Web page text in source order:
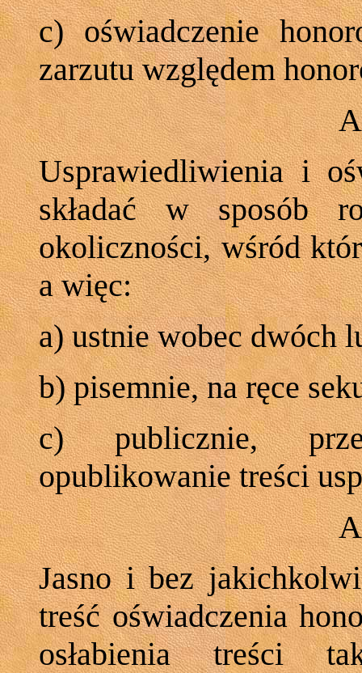
c) oświadczenie
zarzutu względem
Usprawiedliwienia i
składać w sposób
okoliczności, wśród
a więc:
a) ustnie wobec dwóch
b) pisemnie, na ręce
c) publicznie,
opublikowanie treści
Jasno i bez
treść oświadczenia
osłabienia treści